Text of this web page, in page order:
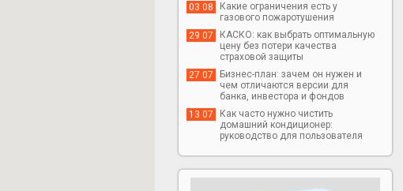
03 08
Какие ограничения есть у
газового пожаротушения
29 07
КАСКО: как выбрать оптимальную
цену без потери качества
страховой защиты
27 07
Бизнес-план: зачем он нужен и
чем отличаются версии для
банка, инвестора и фондов
13 07
Как часто нужно чистить
домашний кондиционер:
руководство для пользователя